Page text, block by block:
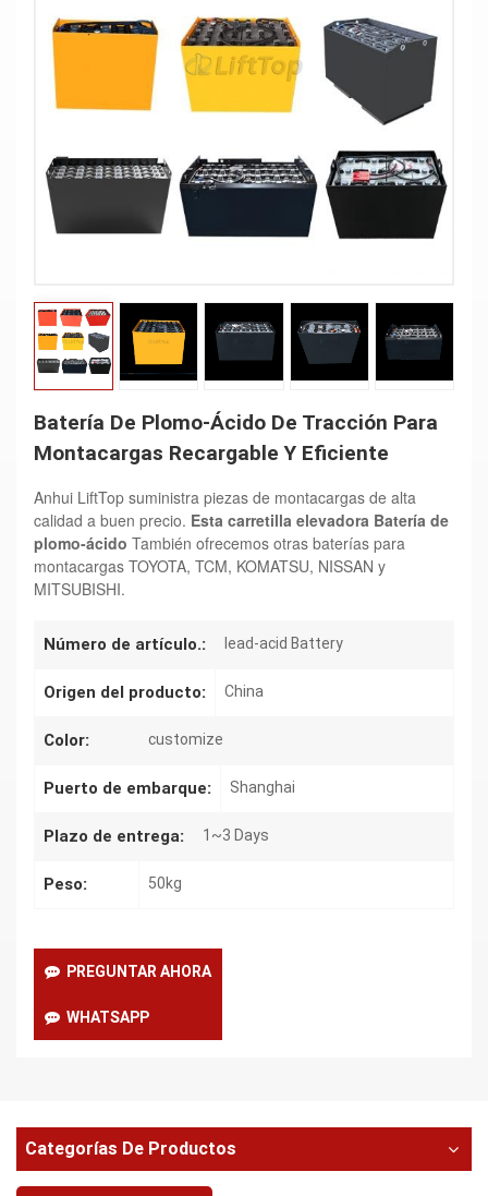
Batería De Plomo-Ácido De Tracción Para
Montacargas Recargable Y Eficiente
Anhui LiftTop suministra piezas de montacargas de alta
calidad a buen precio. Esta carretilla elevadora Batería de
plomo-ácido También ofrecemos otras baterías para
montacargas TOYOTA, TCM, KOMATSU, NISSAN y
MITSUBISHI.
Número de artículo.: lead-acid Battery
Origen del producto: China
Color: customize
Puerto de embarque: Shanghai
Plazo de entrega: 1~3 Days
Peso: 50kg
PREGUNTAR AHORA
WHATSAPP
Categorías De Productos